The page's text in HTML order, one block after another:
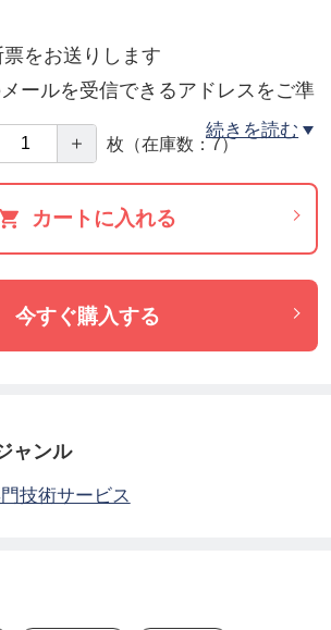
をお送りします
ルを受信できるアドレスをご準
合わせて、電話かオンラインにて
明（60分）をいたします
続きを読む
＋ 枚 （在庫数：7）
カートに入れる
今すぐ購入する
ャンル
技術サービス